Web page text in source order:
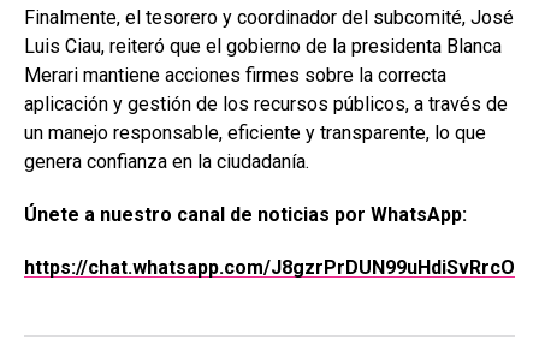
Finalmente, el tesorero y coordinador del subcomité, José
Luis Ciau, reiteró que el gobierno de la presidenta Blanca
Merari mantiene acciones firmes sobre la correcta
aplicación y gestión de los recursos públicos, a través de
un manejo responsable, eficiente y transparente, lo que
genera confianza en la ciudadanía.
Únete a nuestro canal de noticias por WhatsApp:
https://chat.whatsapp.com/J8gzrPrDUN99uHdiSvRrcO